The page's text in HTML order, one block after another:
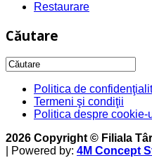
Restaurare
Căutare
Politica de
Termeni şi condiţii
Politica despre cookie-
2026 Copyright © Filiala
| Powered by: 4M Concept